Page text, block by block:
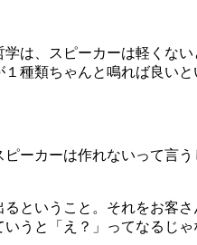
は、スピーカーは軽くな
種類ちゃんと鳴れば良い
ーカーは作れないって言
ということ。それをお客
うと「え？」ってなるじ